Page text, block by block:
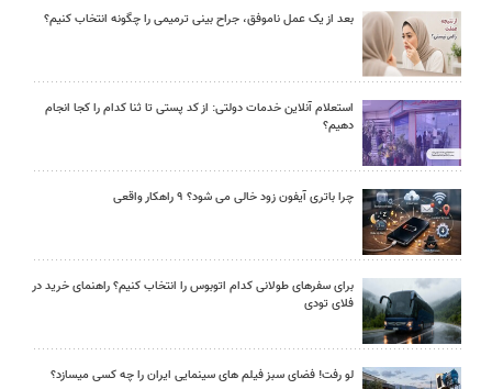
بعد از یک عمل ناموفق، جراح بینی ترمیمی را چگونه انتخاب کنیم؟
استعلام آنلاین خدمات دولتی: از کد پستی تا ثنا کدام را کجا انجام
دهیم؟
چرا باتری آیفون زود خالی می شود؟ ۹ راهکار واقعی
برای سفرهای طولانی کدام اتوبوس را انتخاب کنیم؟ راهنمای خرید در
فلای تودی
لو رفت! فضای سبز فیلم های سینمایی ایران را چه کسی میسازد؟